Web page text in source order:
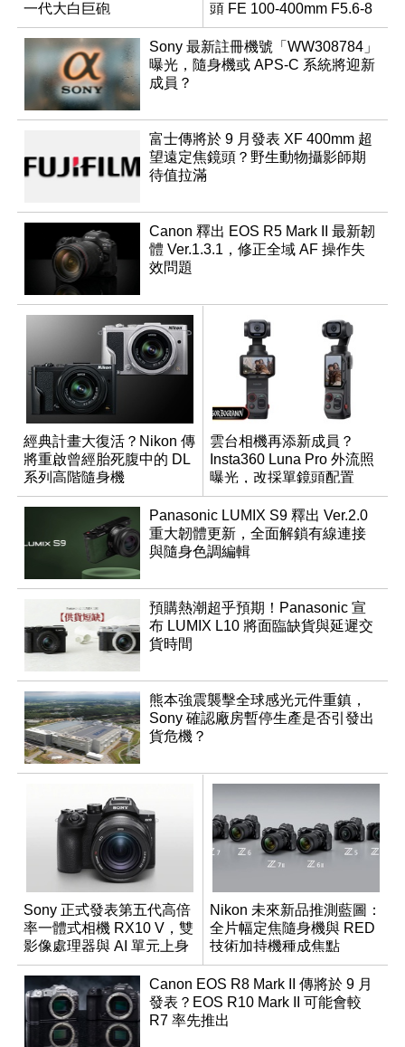
一代大白巨砲
頭 FE 100-400mm F5.6-8
Sony 最新註冊機號「WW308784」
曝光，隨身機或 APS-C 系統將迎新
成員？
富士傳將於 9 月發表 XF 400mm 超
望遠定焦鏡頭？野生動物攝影師期
待值拉滿
Canon 釋出 EOS R5 Mark II 最新韌
體 Ver.1.3.1，修正全域 AF 操作失
效問題
經典計畫大復活？Nikon 傳
將重啟曾經胎死腹中的 DL
系列高階隨身機
雲台相機再添新成員？
Insta360 Luna Pro 外流照
曝光，改採單鏡頭配置
Panasonic LUMIX S9 釋出 Ver.2.0
重大韌體更新，全面解鎖有線連接
與隨身色調編輯
預購熱潮超乎預期！Panasonic 宣
布 LUMIX L10 將面臨缺貨與延遲交
貨時間
熊本強震襲擊全球感光元件重鎮，
Sony 確認廠房暫停生產是否引發出
貨危機？
Sony 正式發表第五代高倍
率一體式相機 RX10 V，雙
影像處理器與 AI 單元上身
Nikon 未來新品推測藍圖：
全片幅定焦隨身機與 RED
技術加持機種成焦點
Canon EOS R8 Mark II 傳將於 9 月
發表？EOS R10 Mark II 可能會較
R7 率先推出